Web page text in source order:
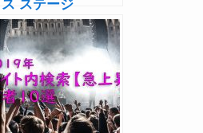
ス ステージ
『DEAR BOYS』開
幕！新正俊、森田
桐矢、三井淳平ら
が躍動